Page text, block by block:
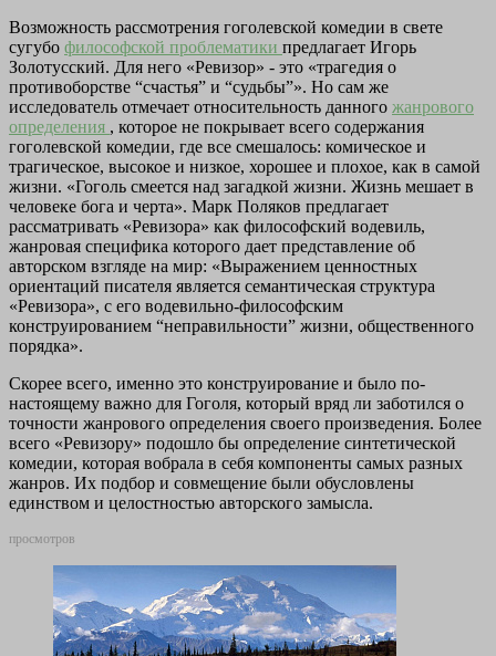
Возможность рассмотрения гоголевской комедии в свете
сугубо философской проблематики предлагает Игорь
Золотусский. Для него «Ревизор» - это «трагедия о
противоборстве “счастья” и “судьбы”». Но сам же
исследователь отмечает относительность данного жанрового
определения , которое не покрывает всего содержания
гоголевской комедии, где все смешалось: комическое и
трагическое, высокое и низкое, хорошее и плохое, как в самой
жизни. «Гоголь смеется над загадкой жизни. Жизнь мешает в
человеке бога и черта». Марк Поляков предлагает
рассматривать «Ревизора» как философский водевиль,
жанровая специфика которого дает представление об
авторском взгляде на мир: «Выражением ценностных
ориентаций писателя является семантическая структура
«Ревизора», с его водевильно-философским
конструированием “неправильности” жизни, общественного
порядка».
Скорее всего, именно это конструирование и было по-
настоящему важно для Гоголя, который вряд ли заботился о
точности жанрового определения своего произведения. Более
всего «Ревизору» подошло бы определение синтетической
комедии, которая вобрала в себя компоненты самых разных
жанров. Их подбор и совмещение были обусловлены
единством и целостностью авторского замысла.
просмотров